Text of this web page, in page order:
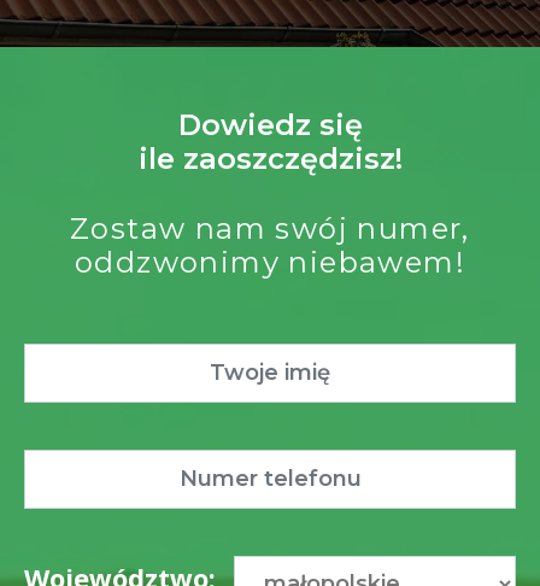
Dowiedz się
ile zaoszczędzisz!
Zostaw nam swój numer,
oddzwonimy niebawem!
Województwo: